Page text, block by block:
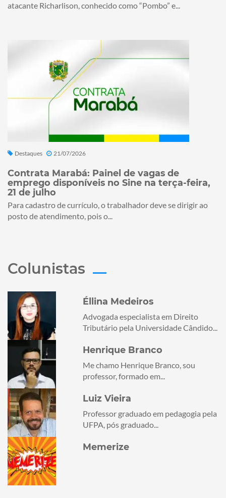
atacante Richarlison, conhecido como “Pombo” e...
Destaques 21/07/2026
Contrata Marabá: Painel de vagas de
emprego disponíveis no Sine na terça-feira,
21 de julho
Para cadastro de currículo, o trabalhador deve se dirigir ao
posto de atendimento, pois o...
Colunistas
Éllina Medeiros
Advogada especialista em Direito
Tributário pela Universidade Cândido...
Henrique Branco
Me chamo Henrique Branco, sou
professor, formado em...
Luiz Vieira
Professor graduado em pedagogia pela
UFPA, pós graduado...
Memerize